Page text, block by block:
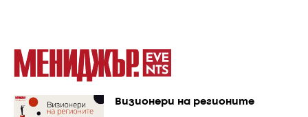
Визионери на регионите